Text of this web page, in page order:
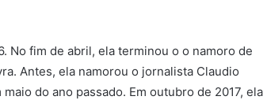
No fim de abril, ela terminou o o namoro de
Antes, ela namorou o jornalista Claudio
do ano passado. Em outubro de 2017, ela